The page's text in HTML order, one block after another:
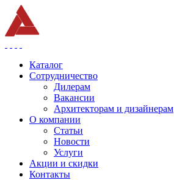
Каталог
Сотрудничество
Дилерам
Вакансии
Архитекторам и дизайнерам
О компании
Статьи
Новости
Услуги
Акции и скидки
Контакты